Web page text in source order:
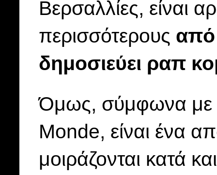
Βερσαλλίες, είναι
περισσότερους από
δημοσιεύει ραπ
Όμως, σύμφωνα με
Monde, είναι ένα
μοιράζονται κατά